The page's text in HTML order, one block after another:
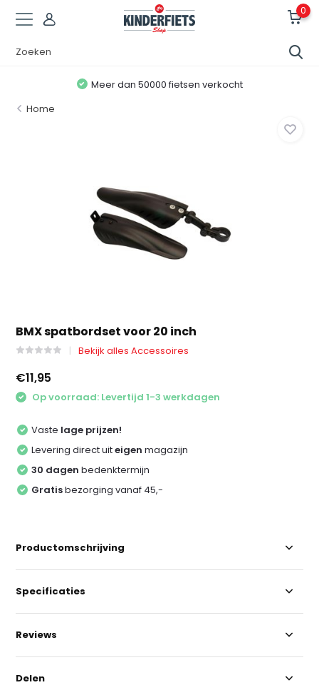
0
Meer dan 50000 fietsen verkocht
Home
BMX spatbordset voor 20 inch
Bekijk alles Accessoires
€11,95
Op voorraad: Levertijd 1-3 werkdagen
Vaste lage prijzen!
Levering direct uiteigen magazijn
30 dagen bedenktermijn
Gratisbezorging vanaf 45,-
Productomschrijving
Specificaties
Reviews
Delen